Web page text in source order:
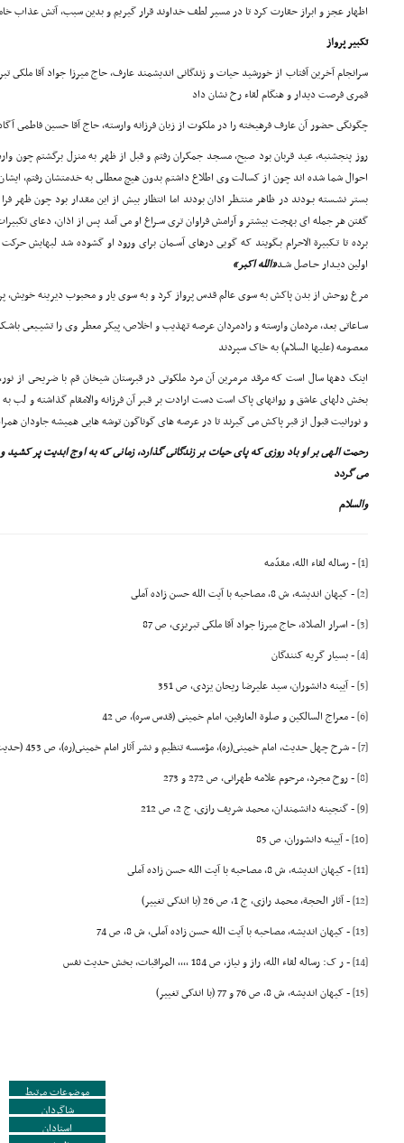
اظهار عجز و ابراز حقارت کرد تا در مسیر لطف خداوند قرار گیریم و بدین سبب، آتش عذاب
تکبیر پرواز
قمرى فرصت دیدار و هنگام لقاء رخ نشان داد
چگونگى حضور آن عارف فرهیخته را در ملکوت از زبان فرزانه وارسته، حاج آقا حسین فاطمى
روز پنجشنبه، عید قربان بود صبح، مسجد جمکران رفتم و قبل از ظهر به منزل برگشتم چون
احوال شما شده اند چون از کسالت وى اطلاع داشتم بدون هیچ معطلى به خدمتشان رفتم،
بستر نشـسته بـودند در ظاهر منتـظر اذان بودند اما انتظار بیش از این مقدار بود چون ظهر
گفتن هر جمله اى بهجت بیشتر و آرامش فراوان ترى سـراغ او مى آمد پس از اذان، دعاى تکبیرات
برده تا تـکبیرة الاحرام بـگویند که گویى درهاى آسـمان براى ورود او گشوده شد لبهایش حرکت
اولین دیـدار حـاصل شـد«الله اکبر»
مرغ روحش از بدن پاکش به سوى عالم قدس پرواز کرد و به سوى یار و محبوب دیرینه خویش،
سـاعاتى بعد، مردمان وارسته و رادمردان عرصه تهذیب و اخلاص، پیکر معطر وى را تشیـیعى
معصومه (علیها السلام) به خاک سپردند
اینک دهها سال است که مرقد مرمرین آن مرد ملکوتى در قبرستان شیخان قم با ضریحى از
بخش دلهاى عاشق و روانهاى پاک است دست ارادت بر قـبر آن فرزانه والامقام گذاشته و لب
و نورانیت قبول از قبر پاکش مى گیرند تا در عرصه هاى گوناگون توشه هایى همیشه جاودان
رحمت الهى بر او باد روزى که پاى حیات بر زندگانى گذارد، زمانى که به اوج ابدیت پر
مى گردد
والسلام
[1] - رساله لقاء الله، مقدّمه
[2] - کیهان اندیشه، ش 8، مصاحبه با آیت الله حسن زاده آملى
[3] - اسرار الصلاة، حاج میرزا جواد آقا ملکى تبریزى، ص 87
[4] - بسیار گریه کنندگان
[5] - آیینه دانشوران، سید علیرضا ریحان یزدى، ص 351
[6] - معراج السالکین و صلوة العارفین، امام خمینى (قدس سره)، ص 42
[7] - شرح چهل حدیث، امام خمینى(ره)، مؤسسه تنظیم و نشر آثار امام خمینى(ره)، ص 453 (حدیث 28)
[8] - روح مجرد، مرحوم علامه طهرانى، ص 272 و 273
[9] - گنجینه دانشمندان، محمد شریف رازى، ج 2، ص 212
[10]
- آیینه دانشوران، ص 85
[11]
- کیهان اندیشه، ش 8، مصاحبه با آیت الله حسن زاده آملى
[12]
- آثار الحجة، محمد رازى، ج 1، ص 26 (با اندکى تغییر)
[13]
- کیهان اندیشه، مصاحبه با آیت الله حسن زاده آملى، ش 8، ص 74
[14]
- ر ک: رساله لقاء الله، راز و نیاز، ص 184 ,,,, المراقبات، بخش حدیث نفس
[15]
- کیهان اندیشه، ش 8، ص 76 و 77 (با اندکى تغییر)
موضوعات مرتبط
شاگردان
استادان